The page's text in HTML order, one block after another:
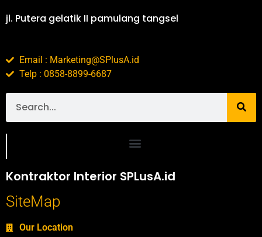
jl. Putera gelatik II pamulang tangsel
Email : Marketing@SPlusA.id
Telp : 0858-8899-6687
Kontraktor Interior SPLusA.id
SiteMap
Our Location